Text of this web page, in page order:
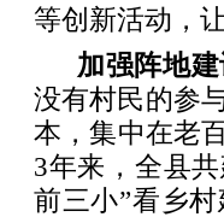
等创新活动，
加强阵地
没有村民的参
本，集中在老
3年来，全县
前三小”看乡